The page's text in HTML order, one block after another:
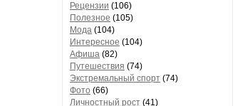
Рецензии (106)
Полезное (105)
Мода (104)
Интересное (104)
Афиша (82)
Путешествия (74)
Экстремальный спорт (74)
Фото (66)
Личностный рост (41)